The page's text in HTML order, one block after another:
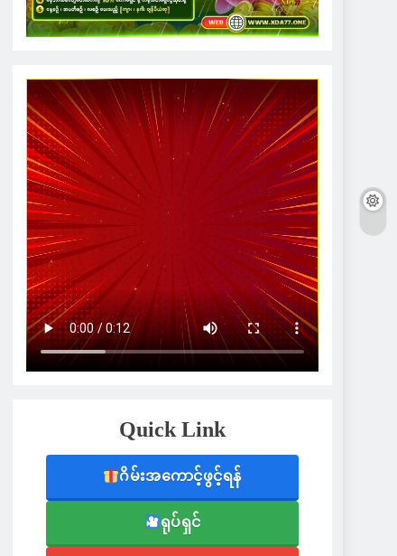
Quick Link
ဂိမ်းအကောင့်ဖွင့်ရန်
ရုပ်ရှင်